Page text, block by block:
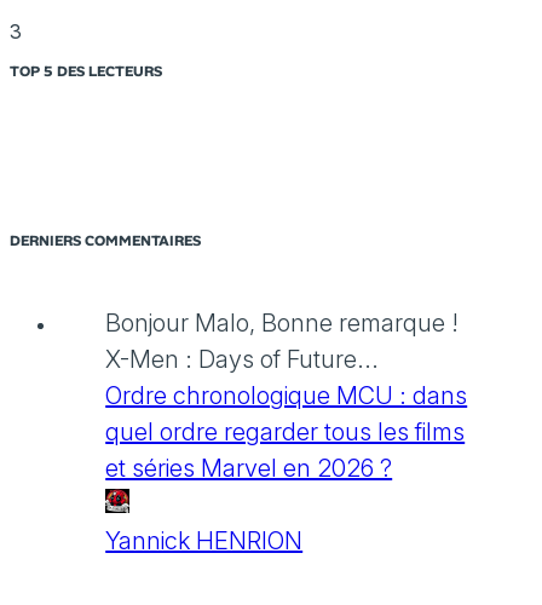
3
TOP 5 DES LECTEURS
DERNIERS COMMENTAIRES
Bonjour Malo, Bonne remarque !
X-Men : Days of Future...
Ordre chronologique MCU : dans
quel ordre regarder tous les films
et séries Marvel en 2026 ?
Yannick HENRION